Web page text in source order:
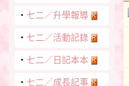
‧ 七二／升學報導
‧ 七二／活動記錄
‧ 七二／日記本本
‧ 七二／成長記事